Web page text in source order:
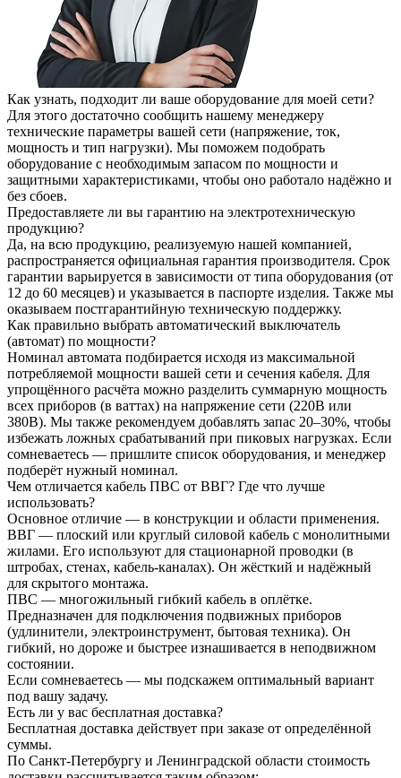
Как узнать, подходит ли ваше оборудование для моей сети?
Для этого достаточно сообщить нашему менеджеру
технические параметры вашей сети (напряжение, ток,
мощность и тип нагрузки). Мы поможем подобрать
оборудование с необходимым запасом по мощности и
защитными характеристиками, чтобы оно работало надёжно и
без сбоев.
Предоставляете ли вы гарантию на электротехническую
продукцию?
Да, на всю продукцию, реализуемую нашей компанией,
распространяется официальная гарантия производителя. Срок
гарантии варьируется в зависимости от типа оборудования (от
12 до 60 месяцев) и указывается в паспорте изделия. Также мы
оказываем постгарантийную техническую поддержку.
Как правильно выбрать автоматический выключатель
(автомат) по мощности?
Номинал автомата подбирается исходя из максимальной
потребляемой мощности вашей сети и сечения кабеля. Для
упрощённого расчёта можно разделить суммарную мощность
всех приборов (в ваттах) на напряжение сети (220В или
380В). Мы также рекомендуем добавлять запас 20–30%, чтобы
избежать ложных срабатываний при пиковых нагрузках. Если
сомневаетесь — пришлите список оборудования, и менеджер
подберёт нужный номинал.
Чем отличается кабель ПВС от ВВГ? Где что лучше
использовать?
Основное отличие — в конструкции и области применения.
ВВГ — плоский или круглый силовой кабель с монолитными
жилами. Его используют для стационарной проводки (в
штробах, стенах, кабель-каналах). Он жёсткий и надёжный
для скрытого монтажа.
ПВС — многожильный гибкий кабель в оплётке.
Предназначен для подключения подвижных приборов
(удлинители, электроинструмент, бытовая техника). Он
гибкий, но дороже и быстрее изнашивается в неподвижном
состоянии.
Если сомневаетесь — мы подскажем оптимальный вариант
под вашу задачу.
Есть ли у вас бесплатная доставка?
Бесплатная доставка действует при заказе от определённой
суммы.
По Санкт-Петербургу и Ленинградской области стоимость